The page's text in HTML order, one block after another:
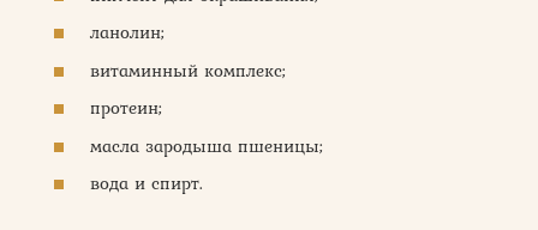
ланолин;
витаминный комплекс;
протеин;
масла зародыша пшеницы;
вода и спирт.